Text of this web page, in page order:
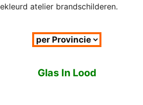
atelier brandschilderen.
Glas In Lood